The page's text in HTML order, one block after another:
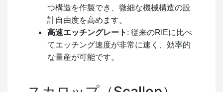
つ構造を作製でき、微細な機械構造の設
計自由度を高めます。
高速エッチングレート : 従来のRIEに比べ
てエッチング速度が非常に速く、効率的
な量産が可能です。